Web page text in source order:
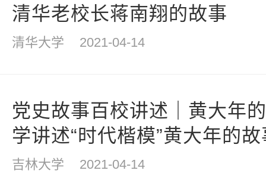
清华老校长蒋南翔的故事
清华大学 2021-04-14
党史故事百校讲述｜黄大年
学讲述“时代楷模”黄大年的
吉林大学 2021-04-14